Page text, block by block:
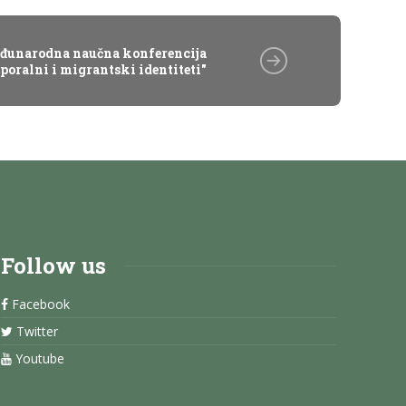
naučna konferencija
i migrantski identiteti"
Follow us
Facebook
Twitter
Youtube